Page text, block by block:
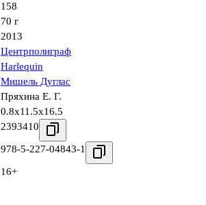
158
70 г
2013
Центрполиграф
Harlequin
Мишель Дуглас
Пряхина Е. Г.
0.8x11.5x16.5
2393410
978-5-227-04843-1
16+